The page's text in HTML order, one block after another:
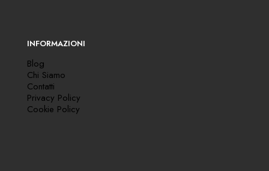
INFORMAZIONI
Blog
Chi Siamo
Contatti
Privacy Policy
Cookie Policy